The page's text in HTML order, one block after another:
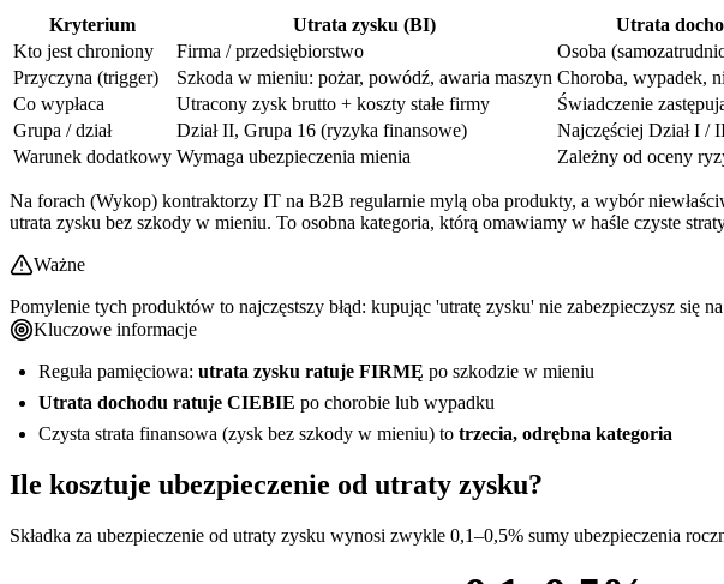
Kryterium Utrata zysku (BI)
Utrata
Kto jest chroniony
Firma / przedsiębiorstwo
Osoba
Przyczyna (trigger)
Szkoda w mieniu: pożar, powódź, awaria maszyn Choroba, wypadek,
Co wypłaca
Utracony zysk brutto + koszty stałe firmy
Świadczenie
Grupa / dział
Dział II, Grupa 16 (ryzyka finansowe)
Najczęściej Dział I
Warunek dodatkowy Wymaga ubezpieczenia mienia Zależny od oceny
Na forach (Wykop) kontraktorzy IT na B2B regularnie mylą oba produkty, a wybór
utrata zysku bez szkody w mieniu. To osobna kategoria, którą omawiamy w haśle czyste
Ważne
Pomylenie tych produktów to najczęstszy błąd: kupując 'utratę zysku' nie zabezpieczysz się
Kluczowe informacje
Reguła pamięciowa: utrata zysku ratuje FIRMĘ po szkodzie w mieniu
Utrata dochodu ratuje CIEBIE po chorobie lub wypadku
Czysta strata finansowa (zysk bez szkody w mieniu) to trzecia, odrębna kategoria
Ile kosztuje ubezpieczenie od utraty zysku?
Składka za ubezpieczenie od utraty zysku wynosi zwykle 0,1–0,5% sumy ubezpieczenia